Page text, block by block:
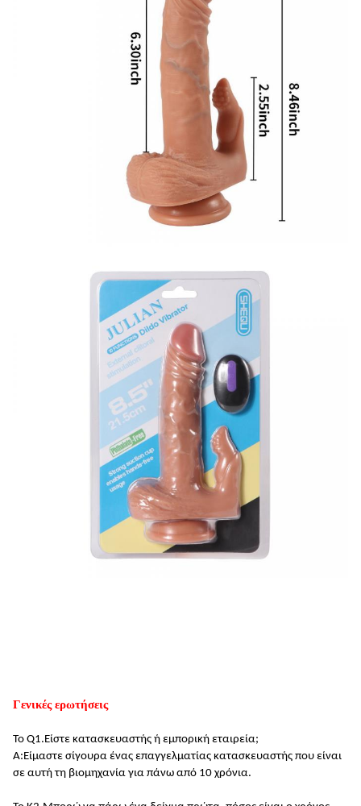
Γενικές ερωτήσεις
Το Q1.Είστε κατασκευαστής ή εμπορική εταιρεία;
Α:Είμαστε σίγουρα ένας επαγγελματίας κατασκευαστής που είναι
σε αυτή τη βιομηχανία για πάνω από 10 χρόνια.